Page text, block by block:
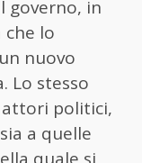
governo, in
lo
nuovo
Lo stesso
politici,
a quelle